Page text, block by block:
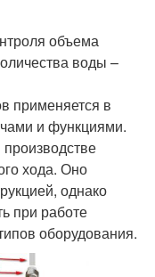
объема
воды –
применяется в
и функциями.
хода. Оно
однако
при работе
оборудования.